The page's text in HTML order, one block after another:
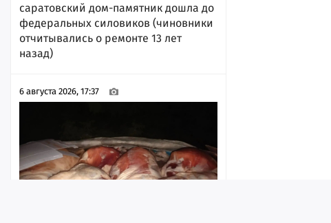
саратовский дом-памятник дошла до
федеральных силовиков (чиновники
отчитывались о ремонте 13 лет
назад)
6 августа 2026, 17:37